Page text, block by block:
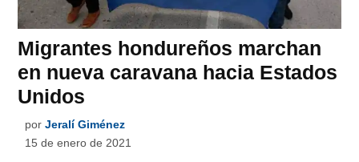
Migrantes hondureños marchan
en nueva caravana hacia Estados
Unidos
por Jeralí Giménez
15 de enero de 2021